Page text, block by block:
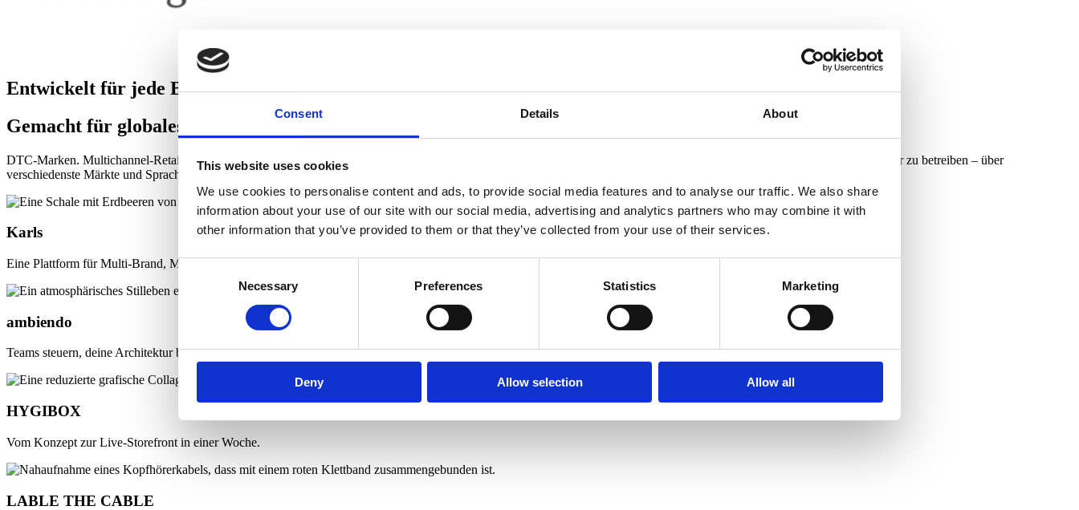
Consent Details About
This website uses cookies
We use cookies to personalise content and ads, to provide social media features and to analyse our traffic. We also share
information about your use of our site with our social media, advertising and analytics partners who may combine it with
other information that you’ve provided to them or that they’ve collected from your use of their services.
Consent
Selection
Necessary Preferences Statistics Marketing
Deny Allow selection Allow all
Entwickelt für jede Branche.
Gemacht für globales Wachstum.
DTC-Marken. Multichannel-Retail. Industrie & B2B. Healthcare. Was auch immer Dein Geschäft ist. Führende Unternehmen vertrauen auf Laioutr, um ihre Frontends skalierbar zu betreiben – über
verschiedenste Märkte und Sprachen hinweg, für blitzschnelle Storefronts und maximale Conversion.
Karls
Eine Plattform für Multi-Brand, Multi-Markets, Multi-Modell.
ambiendo
Teams steuern, deine Architektur bleibt offen.
HYGIBOX
Vom Konzept zur Live-Storefront in einer Woche.
LABLE THE CABLE